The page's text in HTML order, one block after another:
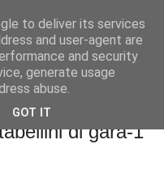
il
di gara-1
to deliver its services
and user-agent are
and security
generate usage
abuse.
GOT IT